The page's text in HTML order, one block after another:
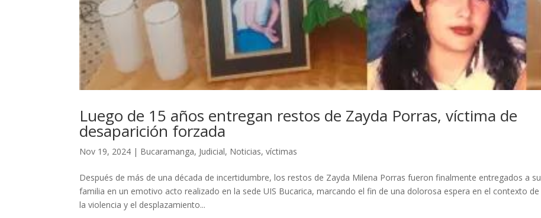
Luego de 15 años entregan restos de Zayda Porras, víctima de
desaparición forzada
Nov 19, 2024 | Bucaramanga, Judicial, Noticias,víctimas
Después de más de una década de incertidumbre, los restos de Zayda Milena Porras fueron finalmente entregados a su
familia en un emotivo acto realizado en la sede UIS Bucarica, marcando el fin de una dolorosa espera en el contexto de
la violencia y el desplazamiento...